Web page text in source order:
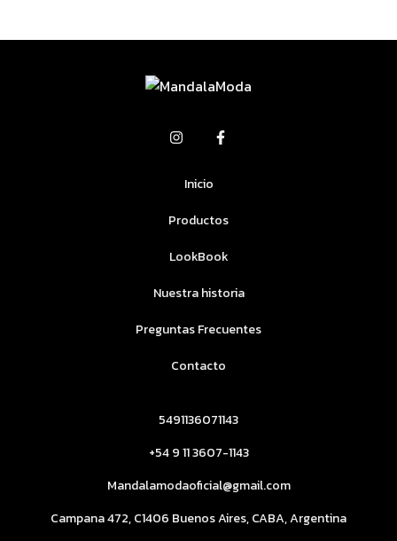
Inicio
Productos
LookBook
Nuestra historia
Preguntas Frecuentes
Contacto
5491136071143
+54 9 11 3607-1143
Mandalamodaoficial@gmail.com
Campana 472, C1406 Buenos Aires, CABA, Argentina